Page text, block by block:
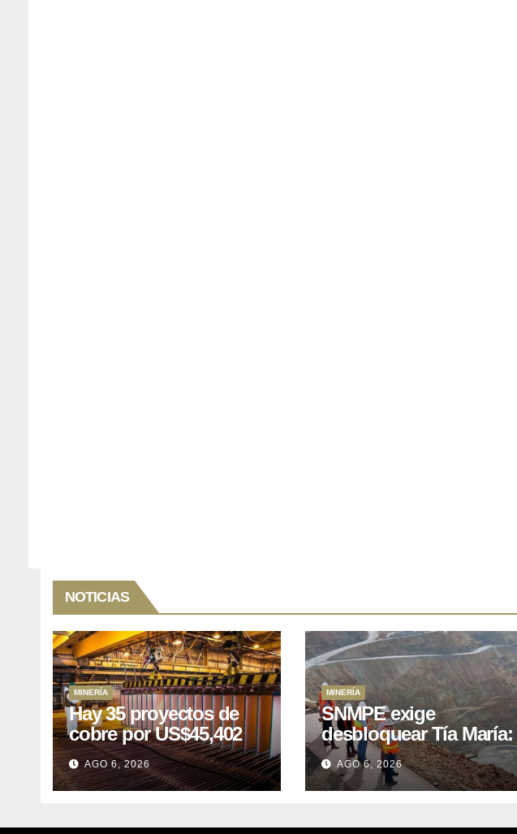
NOTICIAS
MINERÍA
Hay 35 proyectos de
cobre por US$45,402
millones que Perú
puede aprovechar
AGO 6, 2026
MINERÍA
SNMPE exige
desbloquear Tía María:
el proyecto de
US$1.400M que Perú
lleva 15 años
AGO 6, 2026